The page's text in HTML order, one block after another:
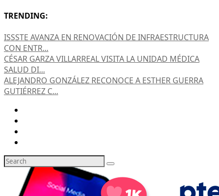
TRENDING:
ISSSTE AVANZA EN RENOVACIÓN DE INFRAESTRUCTURA
CON ENTR...
CÉSAR GARZA VILLARREAL VISITA LA UNIDAD MÉDICA
SALUD DI...
ALEJANDRO GONZÁLEZ RECONOCE A ESTHER GUERRA
GUTIÉRREZ C...